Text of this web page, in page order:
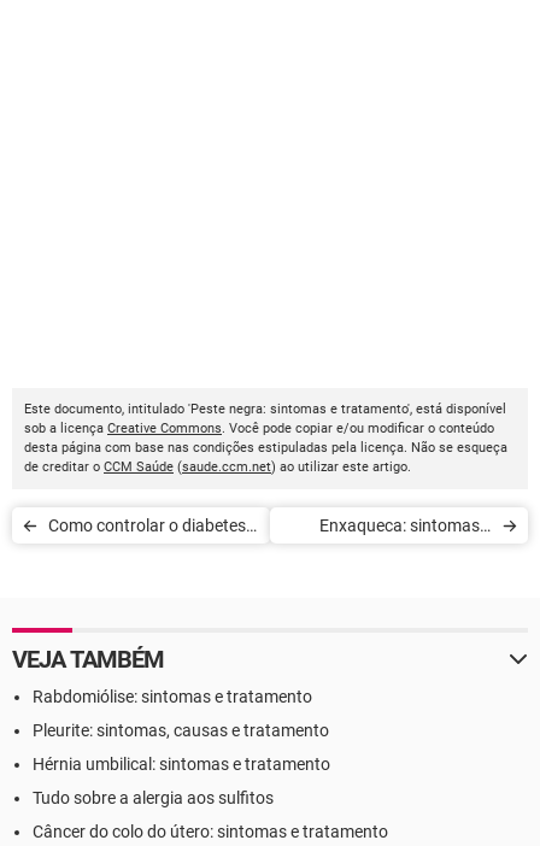
Este documento, intitulado 'Peste negra: sintomas e tratamento', está disponível
sob a licença Creative Commons. Você pode copiar e/ou modificar o conteúdo
desta página com base nas condições estipuladas pela licença. Não se esqueça
de creditar o CCM Saúde (saude.ccm.net) ao utilizar este artigo.
Como controlar o diabetes
Enxaqueca: sintomas e
VEJA TAMBÉM
Rabdomiólise: sintomas e tratamento
Pleurite: sintomas, causas e tratamento
Hérnia umbilical: sintomas e tratamento
Tudo sobre a alergia aos sulfitos
Câncer do colo do útero: sintomas e tratamento